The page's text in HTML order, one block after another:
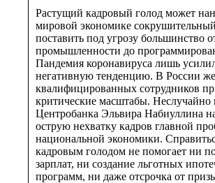
Растущий кадровый голод может
мировой экономике
поставить под угрозу большинство
промышленности до
Пандемия коронавируса лишь
негативную тенденцию. В России
квалифицированных сотрудников
критические масштабы. Неслучайно
Центробанка Эльвира Набиуллина
острую нехватку кадров главной
национальной экономики.
кадровым голодом не помогает ни
зарплат, ни создание льготных
программ, ни даже отсрочка от